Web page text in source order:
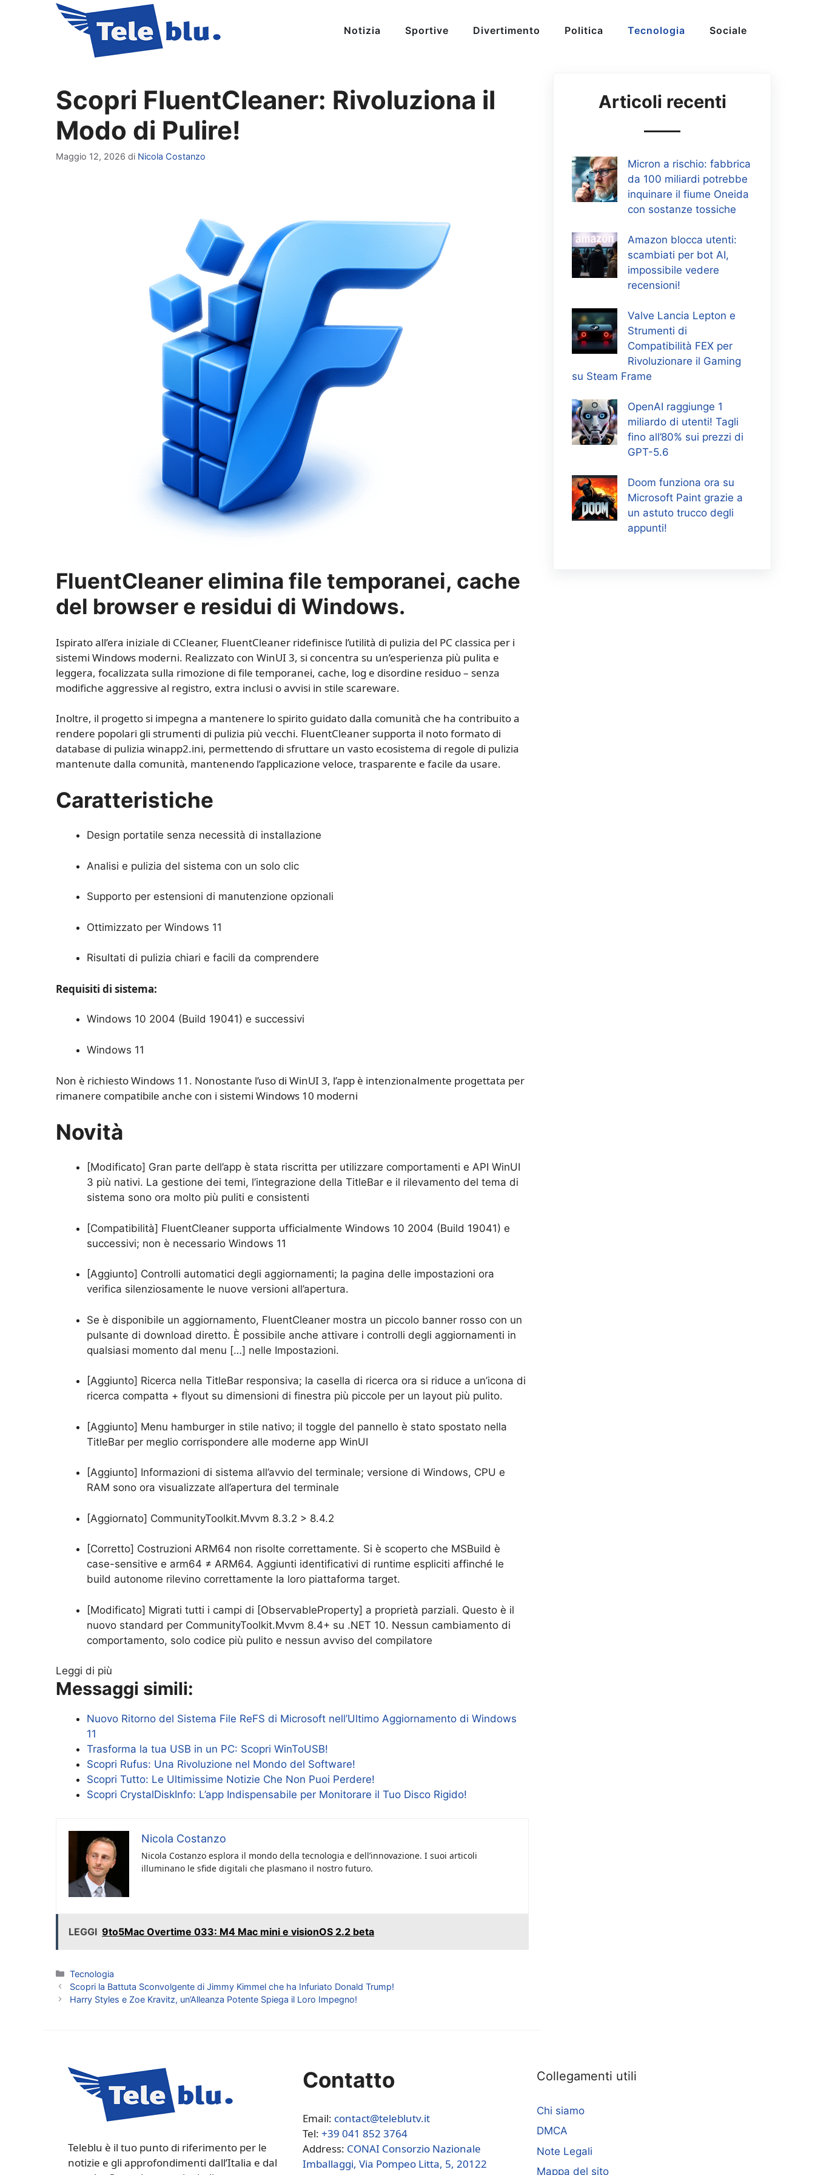
Notizia Sportive Divertimento Politica Tecnologia Sociale
Scopri FluentCleaner: Rivoluziona il
Modo di Pulire!
Maggio 12, 2026 di Nicola Costanzo
FluentCleaner elimina file temporanei, cache
del browser e residui di Windows.
Ispirato all’era iniziale di CCleaner, FluentCleaner ridefinisce l’utilità di pulizia del PC classica per i
sistemi Windows moderni. Realizzato con WinUI 3, si concentra su un’esperienza più pulita e
leggera, focalizzata sulla rimozione di file temporanei, cache, log e disordine residuo – senza
modifiche aggressive al registro, extra inclusi o avvisi in stile scareware.
Inoltre, il progetto si impegna a mantenere lo spirito guidato dalla comunità che ha contribuito a
rendere popolari gli strumenti di pulizia più vecchi. FluentCleaner supporta il noto formato di
database di pulizia winapp2.ini, permettendo di sfruttare un vasto ecosistema di regole di pulizia
mantenute dalla comunità, mantenendo l’applicazione veloce, trasparente e facile da usare.
Caratteristiche
Design portatile senza necessità di installazione
Analisi e pulizia del sistema con un solo clic
Supporto per estensioni di manutenzione opzionali
Ottimizzato per Windows 11
Risultati di pulizia chiari e facili da comprendere
Requisiti di sistema:
Windows 10 2004 (Build 19041) e successivi
Windows 11
Non è richiesto Windows 11. Nonostante l’uso di WinUI 3, l’app è intenzionalmente progettata per
rimanere compatibile anche con i sistemi Windows 10 moderni
Novità
[Modificato] Gran parte dell’app è stata riscritta per utilizzare comportamenti e API WinUI
3 più nativi. La gestione dei temi, l’integrazione della TitleBar e il rilevamento del tema di
sistema sono ora molto più puliti e consistenti
[Compatibilità] FluentCleaner supporta ufficialmente Windows 10 2004 (Build 19041) e
successivi; non è necessario Windows 11
[Aggiunto] Controlli automatici degli aggiornamenti; la pagina delle impostazioni ora
verifica silenziosamente le nuove versioni all’apertura.
Se è disponibile un aggiornamento, FluentCleaner mostra un piccolo banner rosso con un
pulsante di download diretto. È possibile anche attivare i controlli degli aggiornamenti in
qualsiasi momento dal menu […] nelle Impostazioni.
[Aggiunto] Ricerca nella TitleBar responsiva; la casella di ricerca ora si riduce a un’icona di
ricerca compatta + flyout su dimensioni di finestra più piccole per un layout più pulito.
[Aggiunto] Menu hamburger in stile nativo; il toggle del pannello è stato spostato nella
TitleBar per meglio corrispondere alle moderne app WinUI
[Aggiunto] Informazioni di sistema all’avvio del terminale; versione di Windows, CPU e
RAM sono ora visualizzate all’apertura del terminale
[Aggiornato] CommunityToolkit.Mvvm 8.3.2 > 8.4.2
[Corretto] Costruzioni ARM64 non risolte correttamente. Si è scoperto che MSBuild è
case-sensitive e arm64 ≠ ARM64. Aggiunti identificativi di runtime espliciti affinché le
build autonome rilevino correttamente la loro piattaforma target.
[Modificato] Migrati tutti i campi di [ObservableProperty] a proprietà parziali. Questo è il
nuovo standard per CommunityToolkit.Mvvm 8.4+ su .NET 10. Nessun cambiamento di
comportamento, solo codice più pulito e nessun avviso del compilatore
Leggi di più
Messaggi simili:
Nuovo Ritorno del Sistema File ReFS di Microsoft nell’Ultimo Aggiornamento di Windows
11
Trasforma la tua USB in un PC: Scopri WinToUSB!
Scopri Rufus: Una Rivoluzione nel Mondo del Software!
Scopri Tutto: Le Ultimissime Notizie Che Non Puoi Perdere!
Scopri CrystalDiskInfo: L’app Indispensabile per Monitorare il Tuo Disco Rigido!
Nicola Costanzo
Nicola Costanzo esplora il mondo della tecnologia e dell’innovazione. I suoi articoli
illuminano le sfide digitali che plasmano il nostro futuro.
LEGGI 9to5Mac Overtime 033: M4 Mac mini e visionOS 2.2 beta
Categorie
Tecnologia
Scopri la Battuta Sconvolgente di Jimmy Kimmel che ha Infuriato Donald Trump!
Harry Styles e Zoe Kravitz, un’Alleanza Potente Spiega il Loro Impegno!
Articoli recenti
Micron a rischio: fabbrica
da 100 miliardi potrebbe
inquinare il fiume Oneida
con sostanze tossiche
Amazon blocca utenti:
scambiati per bot AI,
impossibile vedere
recensioni!
Valve Lancia Lepton e
Strumenti di
Compatibilità FEX per
Rivoluzionare il Gaming
su Steam Frame
OpenAI raggiunge 1
miliardo di utenti! Tagli
fino all’80% sui prezzi di
GPT-5.6
Doom funziona ora su
Microsoft Paint grazie a
un astuto trucco degli
appunti!
Teleblu è il tuo punto di riferimento per le
notizie e gli approfondimenti dall’Italia e dal
Contatto
Email: contact@teleblutv.it
Tel: +39 041 852 3764
Address: CONAI Consorzio Nazionale
Imballaggi, Via Pompeo Litta, 5, 20122
Collegamenti utili
Chi siamo
DMCA
Note Legali
Mappa del sito